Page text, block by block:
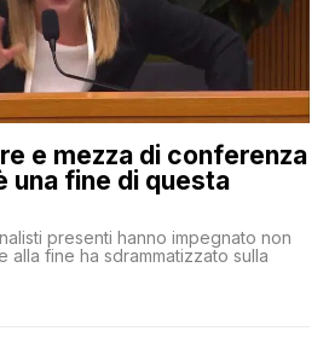
e mezza di conferenza
una fine di questa
presenti hanno impegnato non
alla fine ha sdrammatizzato sulla